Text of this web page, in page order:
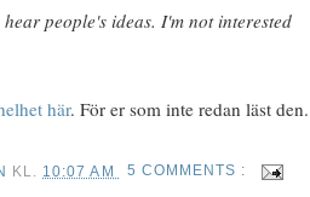
people's ideas. I'm not interested
här. För er som inte redan läst den.
KL. 10:07 AM 5 COMMENTS :